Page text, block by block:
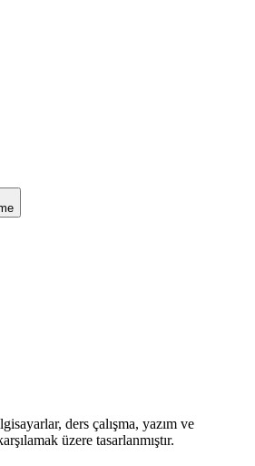
ders çalışma, yazım ve
üzere tasarlanmıştır.